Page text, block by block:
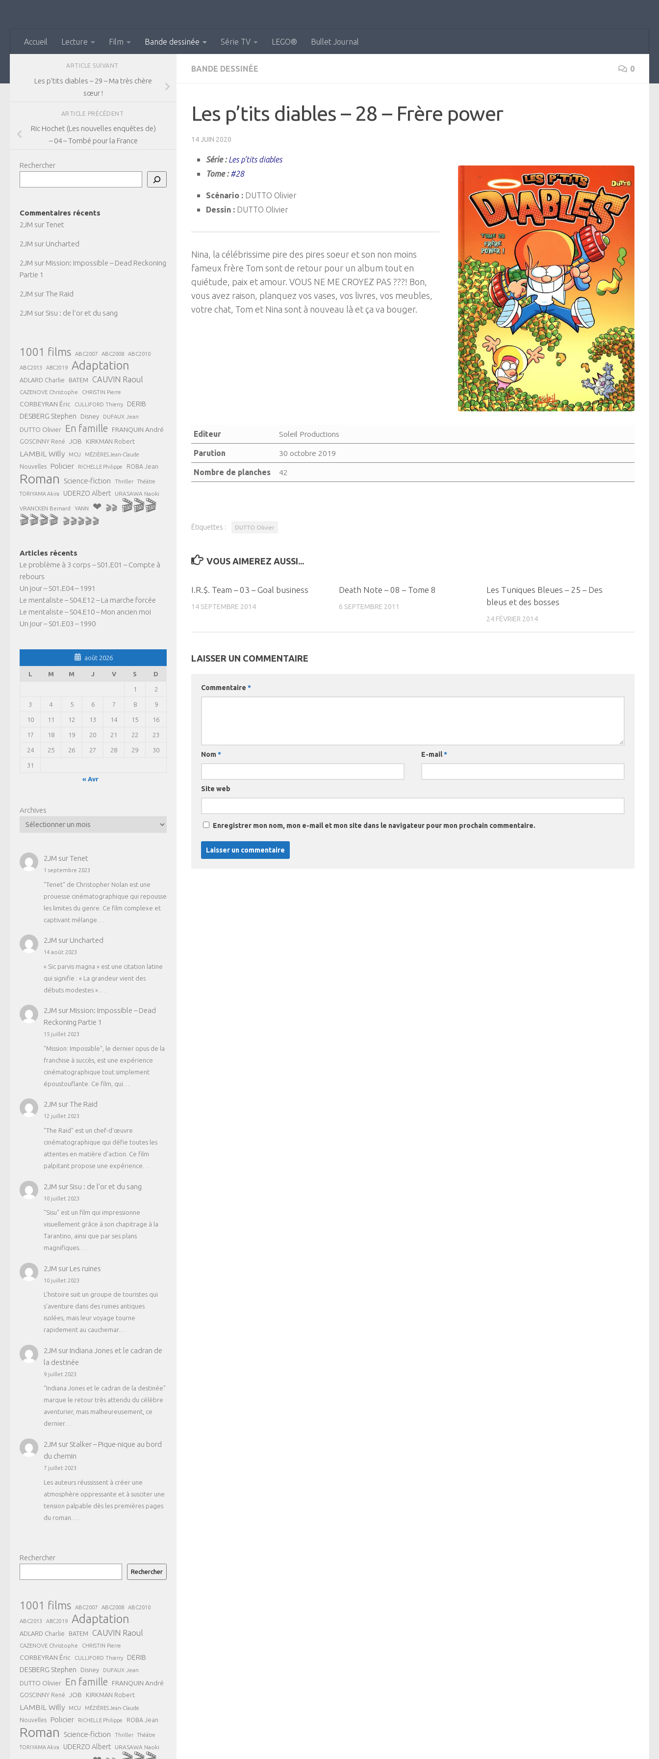
Accueil Lecture Film Bande dessinée Série TV LEGO® Bullet Journal
BANDE DESSINÉE 0
Les p’tits diables – 28 – Frère power
14 JUIN 2020
Série : Les p’tits diables
Tome :#28
Scénario : DUTTO Olivier
Dessin : DUTTO Olivier
Nina, la célébrissime pire des pires soeur et son non moins
fameux frère Tom sont de retour pour un album tout en
quiétude, paix et amour. VOUS NE ME CROYEZ PAS ???! Bon,
vous avez raison, planquez vos vases, vos livres, vos meubles,
votre chat, Tom et Nina sont à nouveau là et ça va bouger.
Editeur Soleil Productions
Parution 30 octobre 2019
Nombre de planches 42
Étiquettes : DUTTO Olivier
VOUS AIMEREZ AUSSI...
I.R.$. Team – 03 – Goal business
14 SEPTEMBRE 2014
Death Note – 08 – Tome 8
6 SEPTEMBRE 2011
Les Tuniques Bleues – 25 – Des
bleus et des bosses
24 FÉVRIER 2014
LAISSER UN COMMENTAIRE
Commentaire *
Nom * E-mail*
Site web
Enregistrer mon nom, mon e-mail et mon site dans le navigateur pour mon prochain commentaire.
ARTICLE SUIVANT
Les p’tits diables – 29 – Ma très chère
sœur !
ARTICLE PRÉCÉDENT
Ric Hochet (Les nouvelles enquêtes de)
– 04 – Tombé pour la France
Rechercher
Commentaires récents
2JM surTenet
2JM sur Uncharted
2JM sur Mission: Impossible – Dead Reckoning
Partie 1
2JM surThe Raid
2JM sur Sisu : de l’or et du sang
1001 films ABC2007 ABC2008 ABC2010
ABC2013 ABC2019 Adaptation
ADLARD Charlie BATEM CAUVIN Raoul
CAZENOVE Christophe CHRISTIN Pierre
CORBEYRAN Éric CULLIFORD Thierry DERIB
DESBERG Stephen Disney DUFAUX Jean
DUTTO Olivier En famille FRANQUIN André
GOSCINNY René JOB KIRKMAN Robert
LAMBIL Willy MCU MÉZIÈRES Jean-Claude
Nouvelles Policier RICHELLE Philippe ROBA Jean
Roman Science-fiction Thriller Théâtre
TORIYAMA Akira UDERZO Albert URASAWA Naoki
VRANCKEN Bernard YANN ❤ 🎬🎬 🎬🎬🎬
🎬🎬🎬🎬 🎬🎬🎬🎬🎬
Articles récents
Le problème à 3 corps – S01.E01 – Compte à
rebours
Un jour – S01.E04 – 1991
Le mentaliste – S04.E12 – La marche forcée
Le mentaliste – S04.E10 – Mon ancien moi
Un jour – S01.E03 – 1990
août 2026
L M M J V S D
1 2
3 4 5 6 7 8 9
10 11 12 13 14 15 16
17 18 19 20 21 22 23
24 25 26 27 28 29 30
31
« Avr
Archives
2JM surTenet
1 septembre 2023
"Tenet" de Christopher Nolan est une
prouesse cinématographique qui repousse
les limites du genre. Ce film complexe et
captivant mélange…
2JM sur Uncharted
14 août 2023
« Sic parvis magna » est une citation latine
qui signifie : « La grandeur vient des
débuts modestes ».…
2JM sur Mission: Impossible – Dead
Reckoning Partie 1
15 juillet 2023
"Mission: Impossible", le dernier opus de la
franchise à succès, est une expérience
cinématographique tout simplement
époustouflante. Ce film, qui…
2JM surThe Raid
12 juillet 2023
"The Raid" est un chef-d'œuvre
cinématographique qui défie toutes les
attentes en matière d'action. Ce film
palpitant propose une expérience…
2JM sur Sisu : de l’or et du sang
10 juillet 2023
"Sisu" est un film qui impressionne
visuellement grâce à son chapitrage à la
Tarantino, ainsi que par ses plans
magnifiques.…
2JM sur Les ruines
10 juillet 2023
L'histoire suit un groupe de touristes qui
s'aventure dans des ruines antiques
isolées, mais leur voyage tourne
rapidement au cauchemar.…
2JM sur Indiana Jones et le cadran de
la destinée
9 juillet 2023
"Indiana Jones et le cadran de la destinée"
marque le retour très attendu du célèbre
aventurier, mais malheureusement, ce
dernier…
2JM sur Stalker – Pique-nique au bord
du chemin
7 juillet 2023
Les auteurs réussissent à créer une
atmosphère oppressante et à susciter une
tension palpable dès les premières pages
du roman.…
Rechercher
Rechercher
1001 films ABC2007 ABC2008 ABC2010
ABC2013 ABC2019 Adaptation
ADLARD Charlie BATEM CAUVIN Raoul
CAZENOVE Christophe CHRISTIN Pierre
CORBEYRAN Éric CULLIFORD Thierry DERIB
DESBERG Stephen Disney DUFAUX Jean
DUTTO Olivier En famille FRANQUIN André
GOSCINNY René JOB KIRKMAN Robert
LAMBIL Willy MCU MÉZIÈRES Jean-Claude
Nouvelles Policier RICHELLE Philippe ROBA Jean
Roman Science-fiction Thriller Théâtre
TORIYAMA Akira UDERZO Albert URASAWA Naoki